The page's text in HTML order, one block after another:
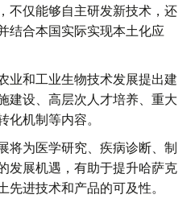
不仅能够自主研发新技术，还
结合本国实际实现本土化应
业和工业生物技术发展提出建
建设、高层次人才培养、重大
机制等内容。
将为医学研究、疾病诊断、制
发展机遇，有助于提升哈萨克
进技术和产品的可及性。